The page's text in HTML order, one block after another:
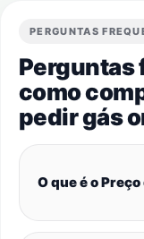
PERGUNTAS
Perguntas
como
pedir gás
O que é o